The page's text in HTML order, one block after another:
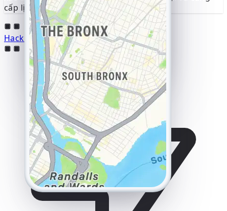
cấp lịch sử địa lý đầy đủ.
Hack Instagram Trực Tuyến